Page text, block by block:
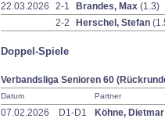
22.03.2026
2-1 Brandes, Max (1.3)
2-2
Herschel, Stefan
Doppel-Spiele
Verbandsliga Senioren 60
Datum Partner
07.02.2026 D1-D1 Köhne,